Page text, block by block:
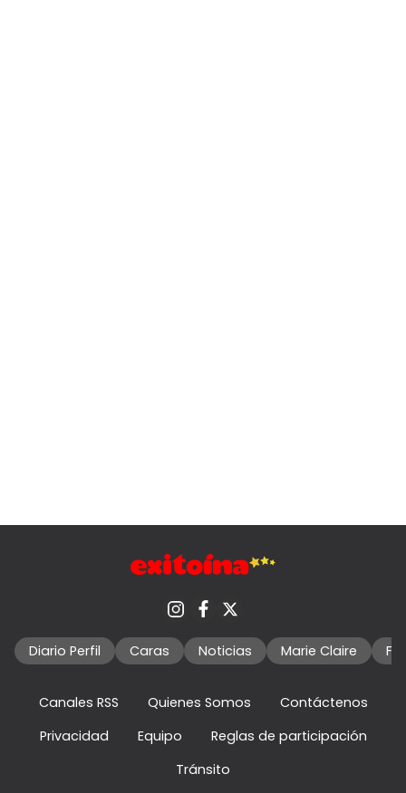
Diario Perfil Caras Noticias Marie Claire
Canales RSS Quienes Somos
Contáctenos
Privacidad
Equipo
Reglas de participación
Tránsito